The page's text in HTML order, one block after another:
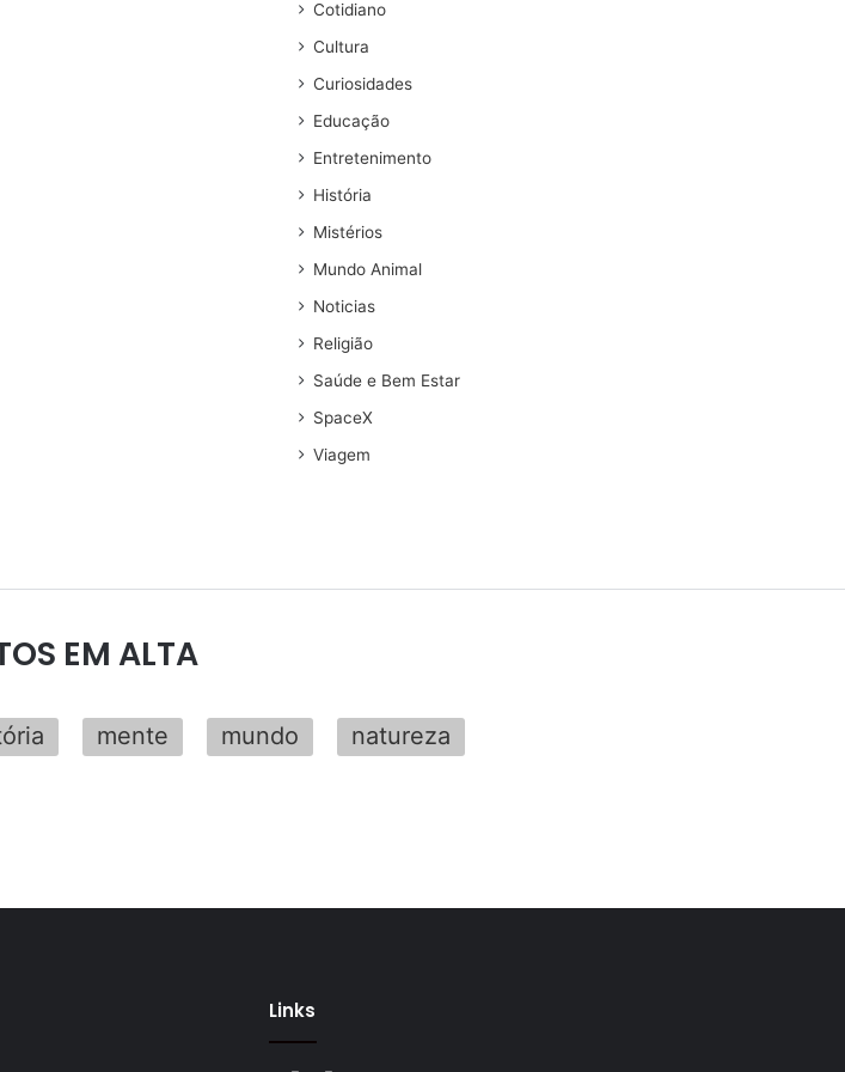
Cotidiano
Cultura
Curiosidades
Educação
Entretenimento
História
Mistérios
Mundo Animal
Noticias
Religião
Saúde e Bem Estar
SpaceX
Viagem
EM ALTA
mente mundo
natureza
Links